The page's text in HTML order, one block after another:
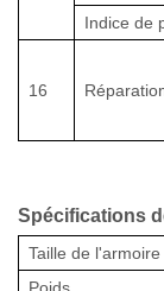
Indice de
16
Spécifications
Taille de l'armoire